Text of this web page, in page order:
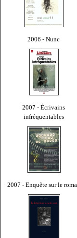
2006 - Nunc
2007 - Écrivains
infréquentables
2007 - Enquête sur le